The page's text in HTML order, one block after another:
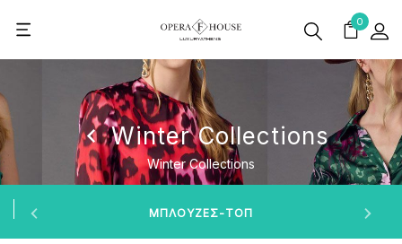
0
Winter Collections
Winter Collections
ΜΠΛΟΎΖΕΣ-ΤΟΠ